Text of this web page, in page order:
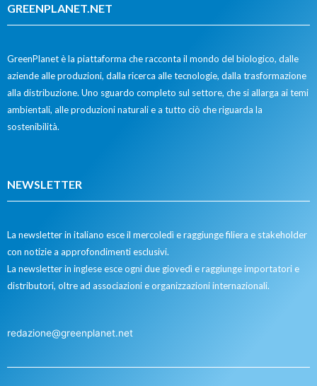
GREENPLANET.NET
GreenPlanet è la piattaforma che racconta il mondo del biologico, dalle
aziende alle produzioni, dalla ricerca alle tecnologie, dalla trasformazione
alla distribuzione. Uno sguardo completo sul settore, che si allarga ai temi
ambientali, alle produzioni naturali e a tutto ciò che riguarda la
sostenibilità.
NEWSLETTER
La newsletter in italiano esce il mercoledì e raggiunge filiera e stakeholder
con notizie a approfondimenti esclusivi.
La newsletter in inglese esce ogni due giovedì e raggiunge importatori e
distributori, oltre ad associazioni e organizzazioni internazionali.
redazione@greenplanet.net